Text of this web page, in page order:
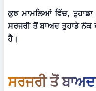
ਕੁਝ ਮਾਮਲਿਆਂ ਵਿੱਚ,
ਸਰਜਰੀ ਤੋਂ ਬਾਅਦ ਤੁਹਾਡੇ ਨੱਕ
ਹੈ।
ਸਰਜਰੀ ਤੋਂ ਬਾਅਦ